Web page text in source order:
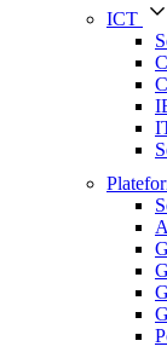
ICT